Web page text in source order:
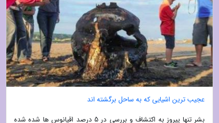
عجیب ترین اشیایی که به ساحل برگشته اند
بشر تنها پیروز به اکتشاف و بررسی در 5 درصد اقیانوس ها شده شده